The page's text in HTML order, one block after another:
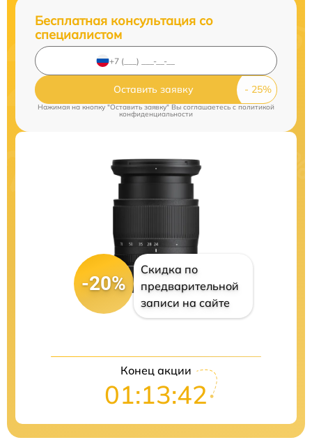
Бесплатная консультация со
специалистом
Оставить заявку
Нажимая на кнопку "Оставить заявку" Вы соглашаетесь cполитикой
конфиденциальности
-20%
Скидка по
предварительной
записи на сайте
Конец акции
01:13:41